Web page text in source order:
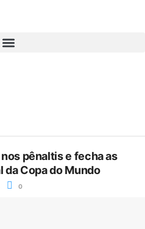
pênaltis e fecha as
da Copa do Mundo
0